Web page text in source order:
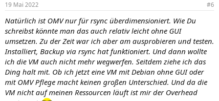
19 Mai 2022 #6
Natürlich ist OMV nur für rsync überdimensioniert. Wie Du
schreibst könnte man das auch relativ leicht ohne GUI
umsetzen. Zu der Zeit war ich aber am ausprobieren und testen.
Installiert, Backup via rsync hat funktioniert. Und dann wollte
ich die VM auch nicht mehr wegwerfen. Seitdem ziehe ich das
Ding halt mit. Ob ich jetzt eine VM mit Debian ohne GUI oder
mit OMV Pflege macht keinen großen Unterschied. Und da die
VM nicht auf meinen Ressourcen läuft ist mir der Overhead